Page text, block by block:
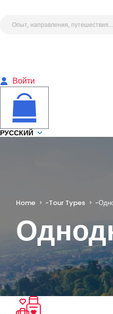
Войти
РУССКИЙ
Home -Tour Types -